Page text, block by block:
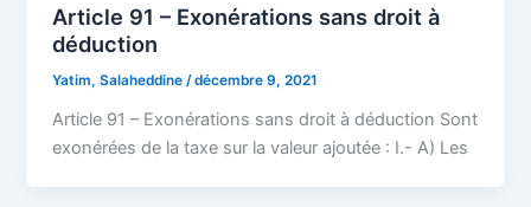
Article 91 – Exonérations sans droit à
déduction
Yatim, Salaheddine /décembre 9, 2021
Article 91 – Exonérations sans droit à déduction Sont
exonérées de la taxe sur la valeur ajoutée : I.- A) Les